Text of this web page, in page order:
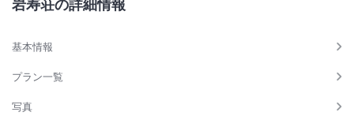
岩寿荘の詳細情報
基本情報
プラン一覧
写真